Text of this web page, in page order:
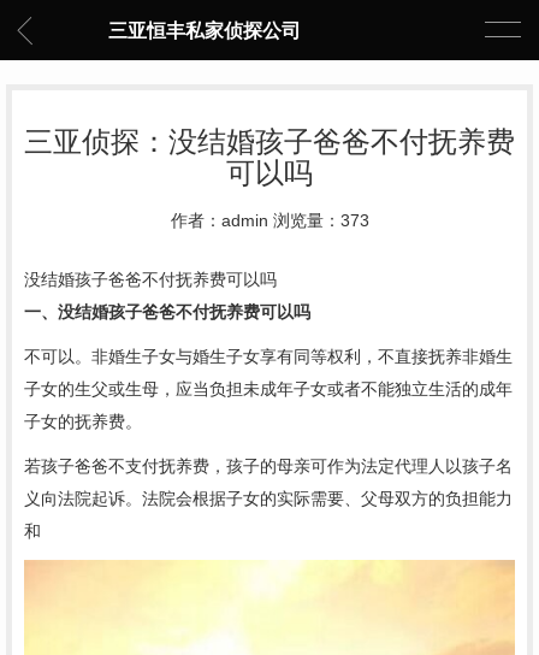
三亚恒丰私家侦探公司
三亚侦探：没结婚孩子爸爸不付抚养费
可以吗
作者：admin 浏览量：373
没结婚孩子爸爸不付抚养费可以吗
一、没结婚孩子爸爸不付抚养费可以吗
不可以。非婚生子女与婚生子女享有同等权利，不直接抚养非婚生
子女的生父或生母，应当负担未成年子女或者不能独立生活的成年
子女的抚养费。
若孩子爸爸不支付抚养费，孩子的母亲可作为法定代理人以孩子名
义向法院起诉。法院会根据子女的实际需要、父母双方的负担能力
和